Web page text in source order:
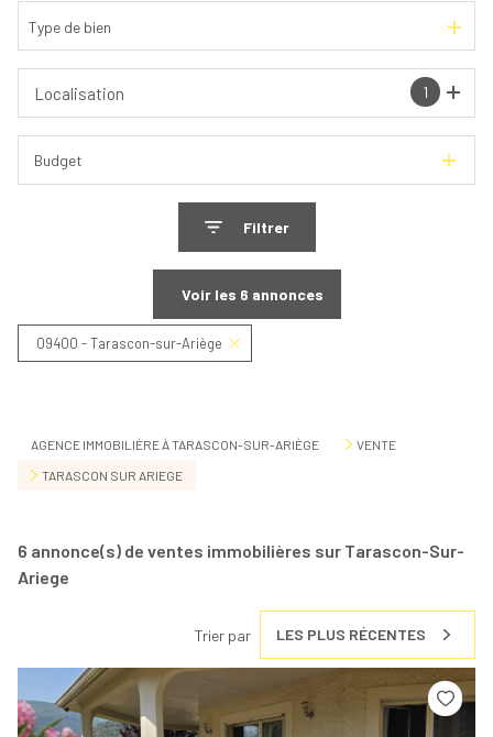
Type de bien
1
Localisation
Budget
Filtrer
Voir les 6 annonces
09400 - Tarascon-sur-Ariège
AGENCE IMMOBILIÈRE À TARASCON-SUR-ARIÈGE
VENTE
TARASCON SUR ARIEGE
6 annonce(s) de ventes immobilières sur Tarascon-Sur-
Ariege
Trier par LES PLUS RÉCENTES